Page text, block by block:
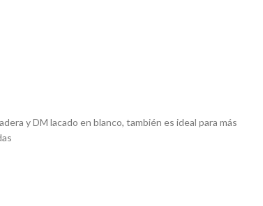
y DM lacado en blanco, también es ideal para más